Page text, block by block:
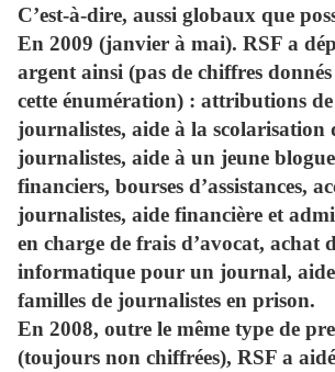
C’est-à-dire, aussi globaux que
En 2009 (janvier à mai). RSF a
argent ainsi (pas de chiffres
cette énumération) : attributions de
journalistes, aide à la scolarisation
journalistes, aide à un jeune
financiers, bourses d’assistances,
journalistes, aide financière et
en charge de frais d’avocat, achat
informatique pour un journal,
familles de journalistes en prison.
En 2008, outre le même type de
(toujours non chiffrées), RSF a